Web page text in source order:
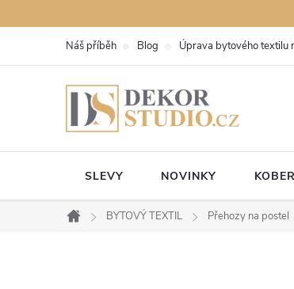
na
Náš příběh Blog Úprava bytového textilu
SLEVY NOVINKY
Domů
BYTOVÝ TEXTIL Přehozy na postel